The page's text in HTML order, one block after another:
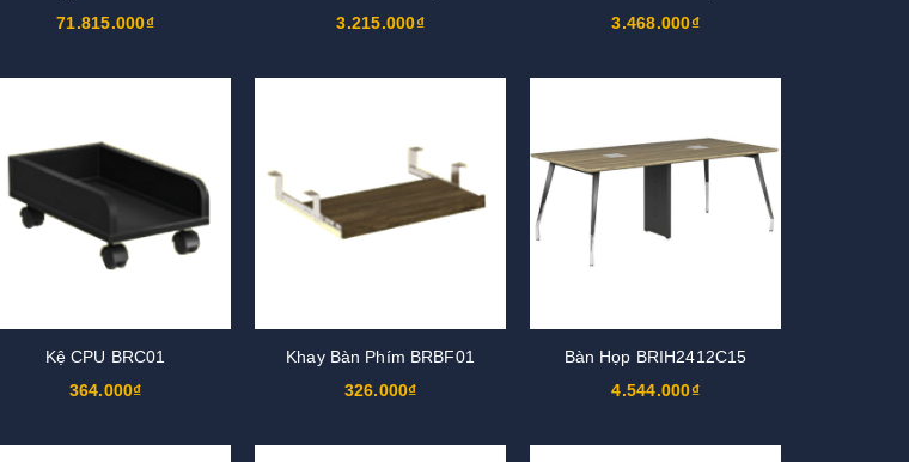
71.815.000₫
3.215.000₫
3.468.000₫
Kệ CPU BRC01
364.000₫
Khay Bàn Phím BRBF01
326.000₫
Bàn Họp BRIH2412C15
4.544.000₫